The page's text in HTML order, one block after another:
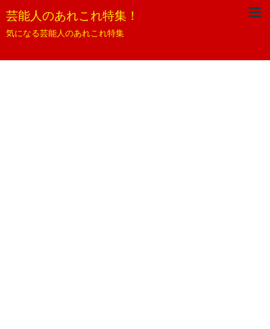
芸能人のあれこれ特集！
気になる芸能人のあれこれ特集